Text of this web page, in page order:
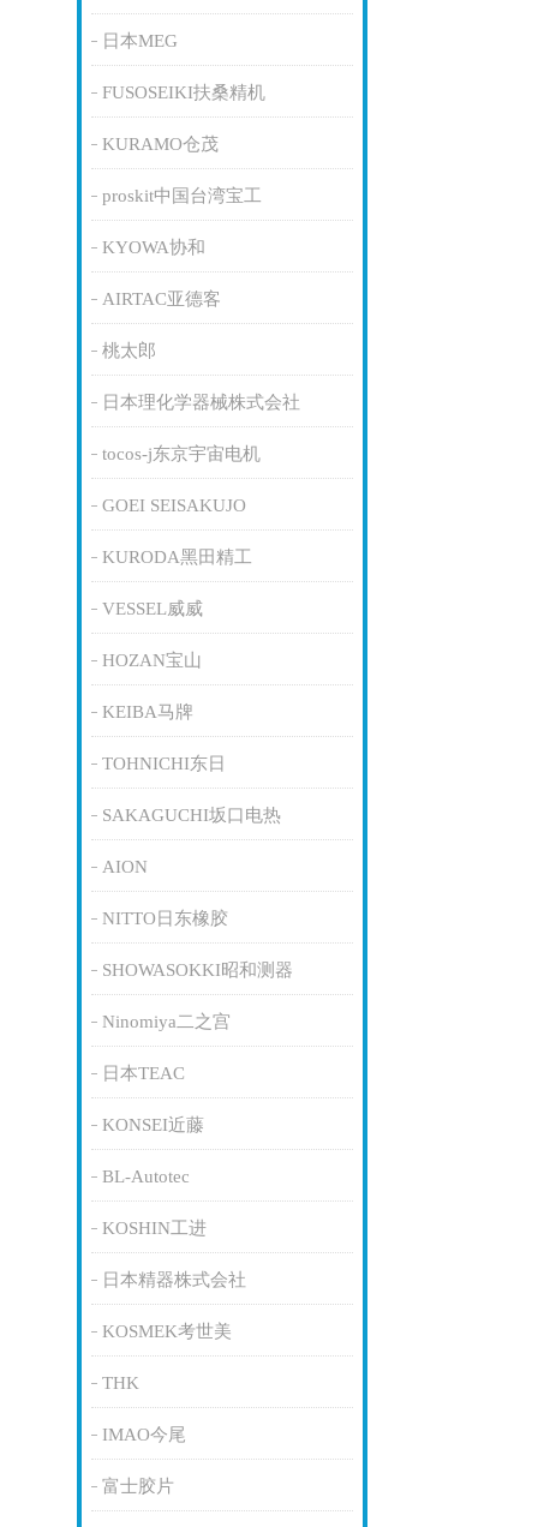
日本MEG
FUSOSEIKI扶桑精机
KURAMO仓茂
proskit中国台湾宝工
KYOWA协和
AIRTAC亚德客
桃太郎
日本理化学器械株式会社
tocos-j东京宇宙电机
GOEI SEISAKUJO
KURODA黑田精工
VESSEL威威
HOZAN宝山
KEIBA马牌
TOHNICHI东日
SAKAGUCHI坂口电热
AION
NITTO日东橡胶
SHOWASOKKI昭和测器
Ninomiya二之宫
日本TEAC
KONSEI近藤
BL-Autotec
KOSHIN工进
日本精器株式会社
KOSMEK考世美
THK
IMAO今尾
富士胶片